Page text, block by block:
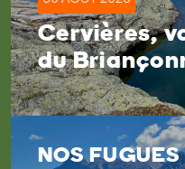
Cervières,
du
NOS